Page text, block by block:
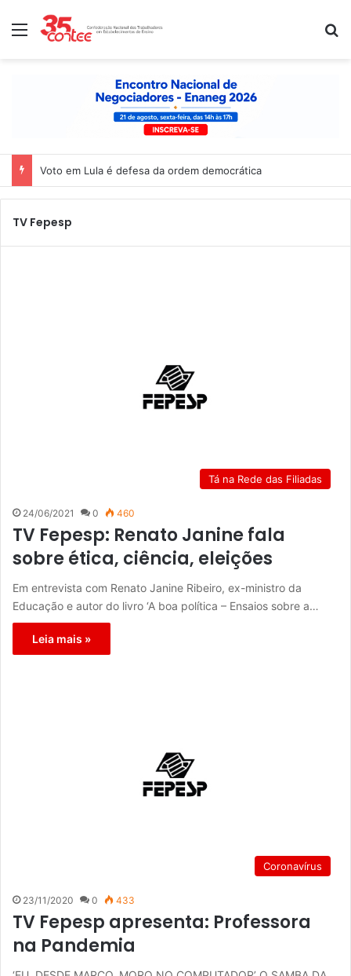
Menu
Voto em Lula é defesa da ordem democrática
TV Fepesp
Tá na Rede das Filiadas
24/06/2021 0 460
TV Fepesp: Renato Janine fala
sobre ética, ciência, eleições
Em entrevista com Renato Janine Ribeiro, ex-ministro da
Educação e autor do livro ‘A boa política – Ensaios sobre a…
Leia mais »
Coronavírus
23/11/2020 0 433
TV Fepesp apresenta: Professora
na Pandemia